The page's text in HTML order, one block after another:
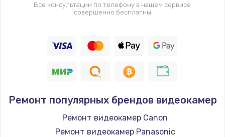
Все консультации по телефону в нашем сервисе
совершенно бесплатны
Ремонт популярных брендов видеокамер
Ремонт видеокамер Canon
Ремонт видеокамер Panasonic